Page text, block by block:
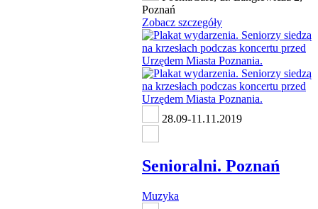
Poznań
Zobacz szczegóły
28.09-11.11.2019
Senioralni. Poznań
Muzyka